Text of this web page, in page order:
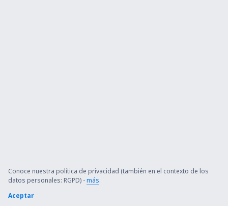
Conoce nuestra política de privacidad (también en el contexto de los
datos personales: RGPD) -más.
Aceptar